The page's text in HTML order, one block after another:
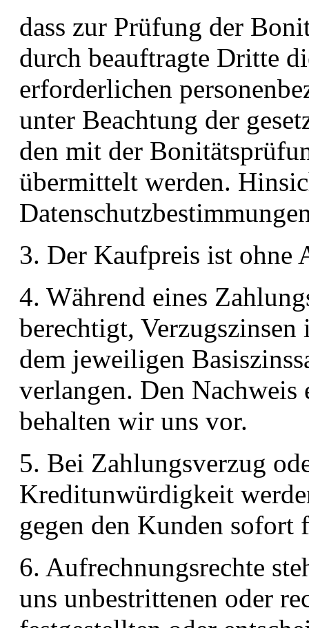
dass zur Prüfung der
durch beauftragte Dritte
erforderlichen
unter Beachtung der
den mit der
übermittelt werden.
3. Der Kaufpreis ist
4. Während eines
berechtigt,
dem jeweiligen
verlangen. Den Nachweis
behalten wir uns vor.
5. Bei Zahlungsverzug
Kreditunwürdigkeit
gegen den Kunden sofort
6. Aufrechnungsrechte
uns unbestrittenen oder